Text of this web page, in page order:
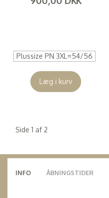
Plussize PN 3XL=54/56
Læg i kurv
Side 1 af 2
INFO ÅBNINGSTIDER